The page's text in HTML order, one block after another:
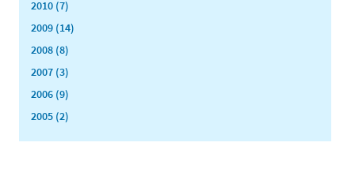
2010 (7)
2009 (14)
2008 (8)
2007 (3)
2006 (9)
2005 (2)